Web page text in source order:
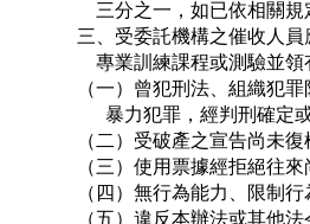
三分之一，如已依相關
三、受委託機構之催收人
專業訓練課程或測驗並
（一）曾犯刑法、組織犯
暴力犯罪，經判刑確
（二）受破產之宣告尚未
（三）使用票據經拒絕往
（四）無行為能力、限制
（五）違反本辦法或其他